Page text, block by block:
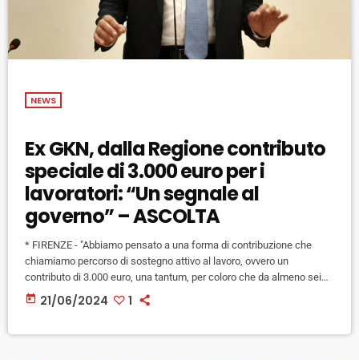
NEWS
Ex GKN, dalla Regione contributo
speciale di 3.000 euro per i
lavoratori: “Un segnale al
governo” – ASCOLTA
* FIRENZE - "Abbiamo pensato a una forma di contribuzione che
chiamiamo percorso di sostegno attivo al lavoro, ovvero un
contributo di 3.000 euro, una tantum, per coloro che da almeno sei
mesi non percepiscono alcun stipendio pur essendo lavoratori di
un'azienda. È indubbio che questo caso coinvolge la Qf che non è
today 21/06/2024 1